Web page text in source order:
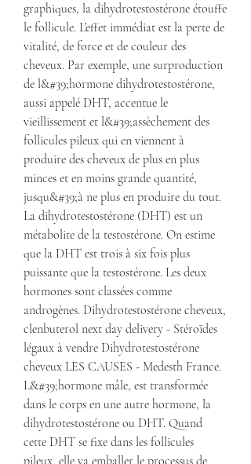
graphiques, la dihydrotestostérone étouffe
le follicule. L’effet immédiat est la perte de
vitalité, de force et de couleur des
cheveux. Par exemple, une surproduction
de l&#39;hormone dihydrotestostérone,
aussi appelé DHT, accentue le
vieillissement et l&#39;assèchement des
follicules pileux qui en viennent à
produire des cheveux de plus en plus
minces et en moins grande quantité,
jusqu&#39;à ne plus en produire du tout.
La dihydrotestostérone (DHT) est un
métabolite de la testostérone. On estime
que la DHT est trois à six fois plus
puissante que la testostérone. Les deux
hormones sont classées comme
androgènes. Dihydrotestostérone cheveux,
clenbuterol next day delivery - Stéroïdes
légaux à vendre Dihydrotestostérone
cheveux LES CAUSES - Medesth France.
L&#39;hormone mâle, est transformée
dans le corps en une autre hormone, la
dihydrotestostérone ou DHT. Quand
cette DHT se fixe dans les follicules